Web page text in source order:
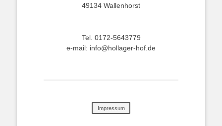
49134 Wallenhorst
Tel. 0172-5643779
e-mail: info@hollager-hof.de
Impressum